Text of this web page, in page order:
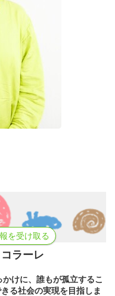
を受け取る
ラーレ
けに、誰もが孤立するこ
る社会の実現を目指しま